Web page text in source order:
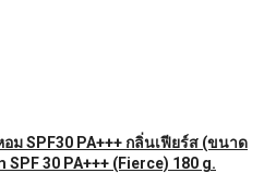
ม SPF30 PA+++ กลิ่นเฟียร์ส (ขนาด
30 PA+++ (Fierce) 180 g.